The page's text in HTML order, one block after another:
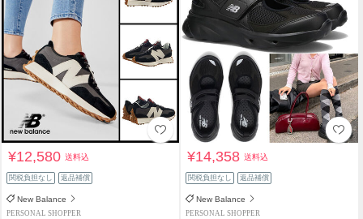
¥12,580送料込
関税負担なし 返品補償
New Balance
PERSONAL SHOPPER
¥14,358送料込
関税負担なし 返品補償
New Balance
PERSONAL SHOPPER